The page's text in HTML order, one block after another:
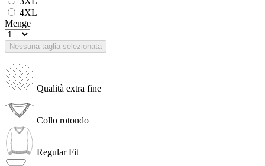
4XL
Menge
Nessuna taglia selezionata
Qualità extra fine
Collo rotondo
Regular Fit